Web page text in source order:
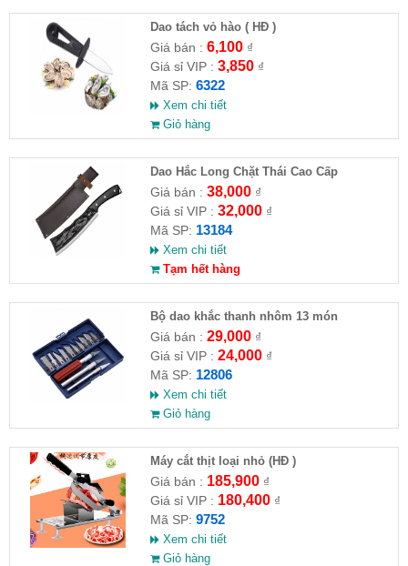
Dao tách vỏ hào ( HĐ )
Giá bán : 6,100₫
Giá sỉ VIP : 3,850₫
Mã SP: 6322
Xem chi tiết
Giỏ hàng
Dao Hắc Long Chặt Thái Cao Cấp
Giá bán : 38,000₫
Giá sỉ VIP : 32,000₫
Mã SP: 13184
Xem chi tiết
Tạm hết hàng
Bộ dao khắc thanh nhôm 13 món
Giá bán : 29,000₫
Giá sỉ VIP : 24,000₫
Mã SP: 12806
Xem chi tiết
Giỏ hàng
Máy cắt thịt loại nhỏ (HĐ )
Giá bán : 185,900₫
Giá sỉ VIP : 180,400₫
Mã SP: 9752
Xem chi tiết
Giỏ hàng